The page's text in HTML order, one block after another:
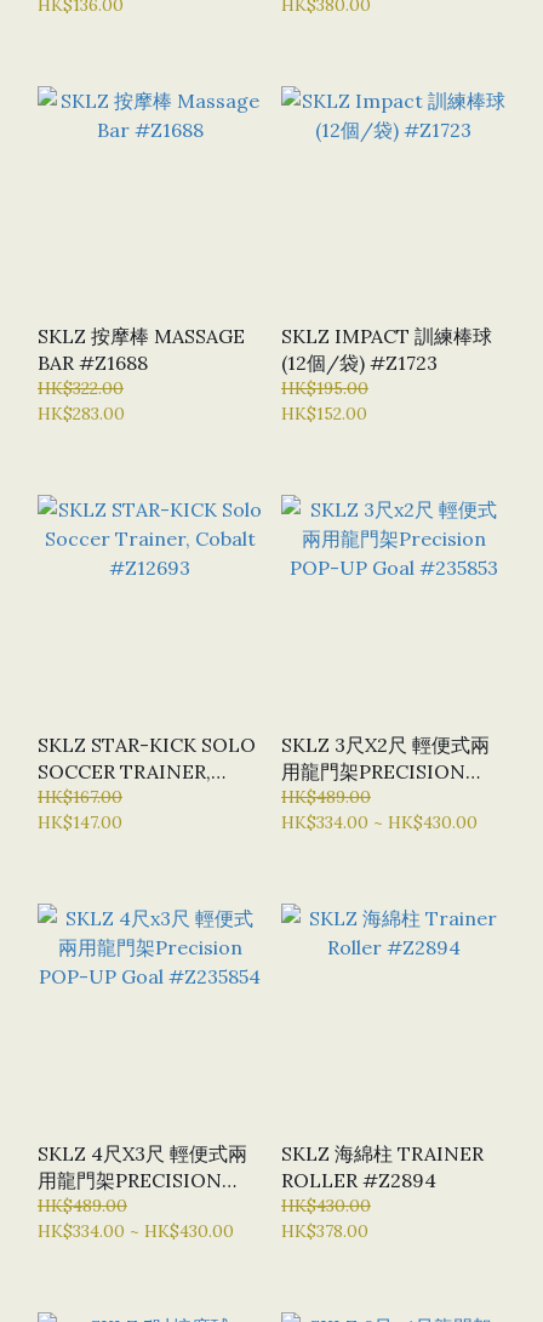
SKLZ 按摩棒 MASSAGE
BAR #Z1688
HK$322.00
HK$283.00
SKLZ IMPACT 訓練棒球
(12個/袋) #Z1723
HK$195.00
HK$152.00
SKLZ STAR-KICK SOLO
SOCCER TRAINER,
COBALT #Z12693
HK$167.00
HK$147.00
SKLZ 3尺X2尺 輕便式兩
用龍門架PRECISION
POP-UP GOAL #235853
HK$489.00
HK$334.00 ~ HK$430.00
SKLZ 4尺X3尺 輕便式兩
用龍門架PRECISION
POP-UP GOAL
#Z235854
HK$489.00
HK$334.00 ~ HK$430.00
SKLZ 海綿柱 TRAINER
ROLLER #Z2894
HK$430.00
HK$378.00